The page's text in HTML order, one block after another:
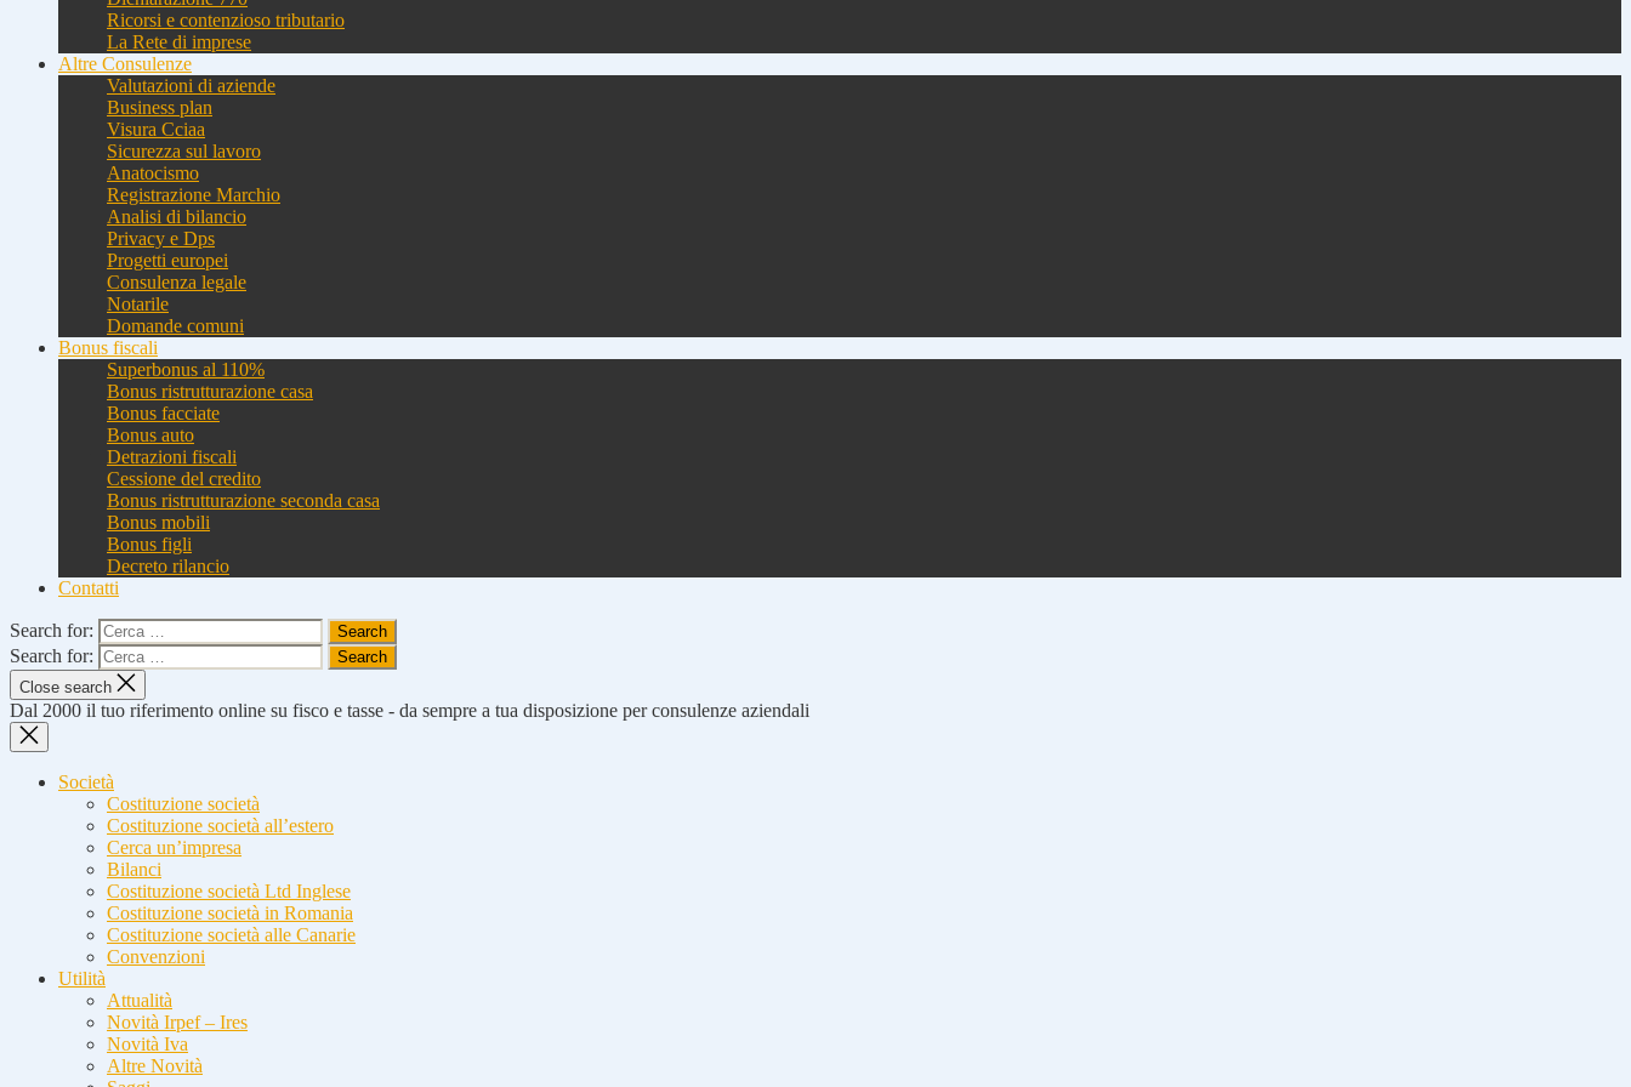
Ricorsi e contenzioso tributario
La Rete di imprese
Altre Consulenze
Valutazioni di aziende
Business plan
Visura Cciaa
Sicurezza sul lavoro
Anatocismo
Registrazione Marchio
Analisi di bilancio
Privacy e Dps
Progetti europei
Consulenza legale
Notarile
Domande comuni
Bonus fiscali
Superbonus al 110%
Bonus ristrutturazione casa
Bonus facciate
Bonus auto
Detrazioni fiscali
Cessione del credito
Bonus ristrutturazione seconda casa
Bonus mobili
Bonus figli
Decreto rilancio
Contatti
Search for:
Search for:
Close search
Dal 2000 il tuo riferimento online su fisco e tasse - da sempre a tua disposizione per consulenze aziendali
Società
Costituzione società
Costituzione società all’estero
Cerca un’impresa
Bilanci
Costituzione società Ltd Inglese
Costituzione società in Romania
Costituzione società alle Canarie
Convenzioni
Utilità
Attualità
Novità Irpef – Ires
Novità Iva
Altre Novità